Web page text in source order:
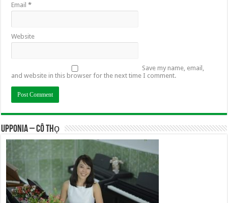
Email*
Website
Save my name, email,
and website in this browser for the next time I comment.
UPPONIA – Cô Thọ